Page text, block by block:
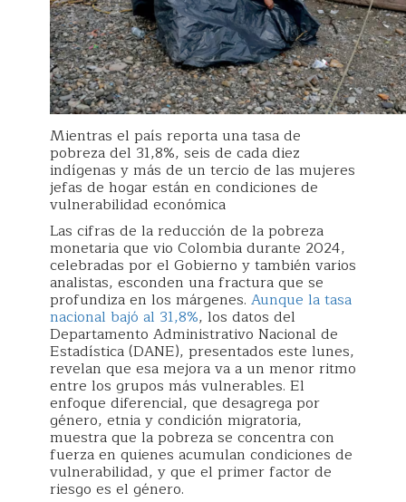
Mientras el país reporta una tasa de
pobreza del 31,8%, seis de cada diez
indígenas y más de un tercio de las mujeres
jefas de hogar están en condiciones de
vulnerabilidad económica
Las cifras de la reducción de la pobreza
monetaria que vio Colombia durante 2024,
celebradas por el Gobierno y también varios
analistas, esconden una fractura que se
profundiza en los márgenes. Aunque la tasa
nacional bajó al 31,8%, los datos del
Departamento Administrativo Nacional de
Estadística (DANE), presentados este lunes,
revelan que esa mejora va a un menor ritmo
entre los grupos más vulnerables. El
enfoque diferencial, que desagrega por
género, etnia y condición migratoria,
muestra que la pobreza se concentra con
fuerza en quienes acumulan condiciones de
vulnerabilidad, y que el primer factor de
riesgo es el género.